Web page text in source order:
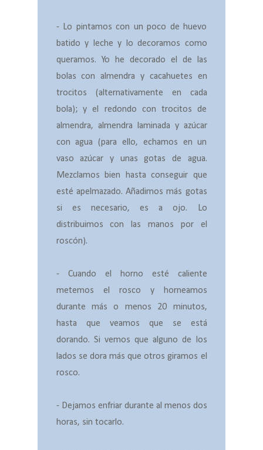
- Lo pintamos con un poco de huevo
batido y leche y lo decoramos como
queramos. Yo he decorado el de las
bolas con almendra y cacahuetes en
trocitos (alternativamente en cada
bola); y el redondo con trocitos de
almendra, almendra laminada y azúcar
con agua (para ello, echamos en un
vaso azúcar y unas gotas de agua.
Mezclamos bien hasta conseguir que
esté apelmazado. Añadimos más gotas
si es necesario, es a ojo. Lo
distribuimos con las manos por el
roscón).
- Cuando el horno esté caliente
metemos el rosco y horneamos
durante más o menos 20 minutos,
hasta que veamos que se está
dorando. Si vemos que alguno de los
lados se dora más que otros giramos el
rosco.
- Dejamos enfriar durante al menos dos
horas, sin tocarlo.